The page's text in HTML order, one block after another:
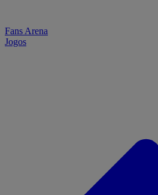
Fans Arena
Jogos